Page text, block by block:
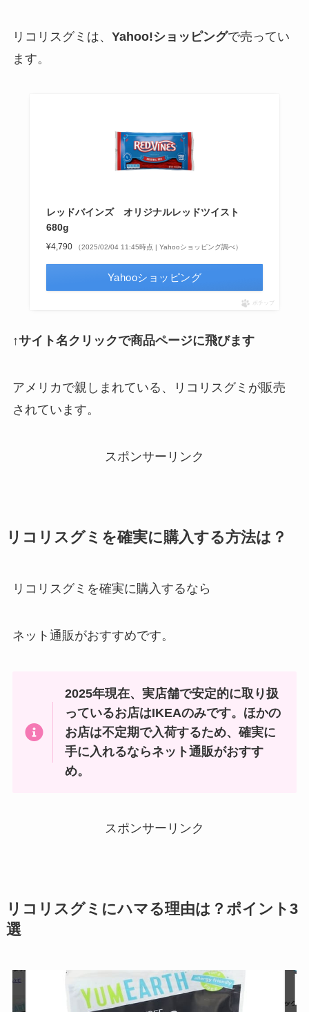
リコリスグミは、 Yahoo!ショッピングで売ってい
ます。
レッドバインズ オリジナルレッドツイスト
680g
¥4,790 （2025/02/04 11:45時点 | Yahooショッピング調べ）
Yahooショッピング
ポチップ
↑サイト名クリックで商品ページに飛びます
アメリカで親しまれている、リコリスグミが販売
されています。
スポンサーリンク
リコリスグミを確実に購入する方法は？
リコリスグミを確実に購入するなら
ネット通販がおすすめです。
2025年現在、実店舗で安定的に取り扱
っているお店はIKEAのみです。ほかの
お店は不定期で入荷するため、確実に
手に入れるならネット通販がおすす
め。
スポンサーリンク
リコリスグミにハマる理由は？ポイント3
選